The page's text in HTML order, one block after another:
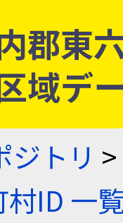
郡東
域デ
トリ >
村ID 一